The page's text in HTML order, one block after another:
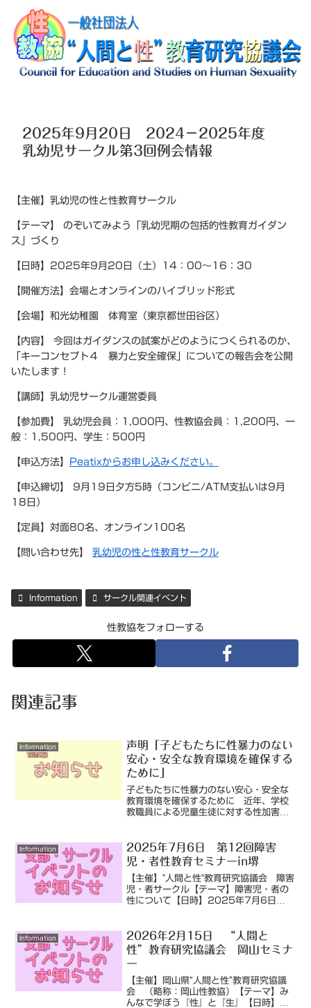
2025年9月20日 2024－2025年度
乳幼児サークル第3回例会情報
【主催】乳幼児の性と性教育サークル
【テーマ】 のぞいてみよう「乳幼児期の包括的性教育ガイダン
ス」づくり
【日時】2025年9月20日（土）14：00～16：30
【開催方法】会場とオンラインのハイブリッド形式
【会場】和光幼稚園 体育室（東京都世田谷区）
【内容】 今回はガイダンスの試案がどのようにつくられるのか、
「キーコンセプト４ 暴力と安全確保」についての報告会を公開
いたします !
【講師】乳幼児サークル運営委員
【参加費】 乳幼児会員：1,000円、性教協会員：1,200円、一
般：1,500円、学生：500円
【申込方法】 Peatixからお申し込みください。
【申込締切】 9月19日夕方5時（コンビニ/ATM支払いは9月
18日）
【定員】対面80名、オンライン100名
【問い合わせ先】 乳幼児の性と性教育サークル
Information サークル関連イベント
性教協をフォローする
関連記事
Information
声明「子どもたちに性暴力のない
安心・安全な教育環境を確保する
ために」
子どもたちに性暴力のない安心・安全な
教育環境を確保するために 近年、学校
教職員による児童生徒に対する性加害・
絶対に許されない行為です。こういった
問題を防止、解決するために...
Information
2025年7月6日 第12回障害
児・者性教育セミナーin堺
【主催】"人間と性"教育研究協議会 障害
児・者サークル【テーマ】障害児・者の
性について【日時】2025年7月6日
かなふれあいを大切にした性教育の授業
づくり」 講演（...
Information
2026年2月15日 “人間と
性”教育研究協議会 岡山セミナ
ー
【主催】岡山県“人間と性”教育研究協議
会 （略称：岡山性教協）【テーマ】み
んなで学ぼう『性』と『生』【日時】